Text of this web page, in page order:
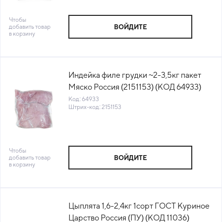
Чтобы
добавить товар
в корзину
ВОЙДИТЕ
Индейка филе грудки ~2-3,5кг пакет
Мяско Россия (2151153) (КОД 64933)
(-18°С)
Код: 64933
Штрих-код: 2151153
Чтобы
добавить товар
в корзину
ВОЙДИТЕ
Цыплята 1,6-2,4кг 1сорт ГОСТ Куриное
Царство Россия (ПУ) (КОД 11036)